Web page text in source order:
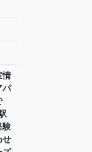
情
パ
験
せ